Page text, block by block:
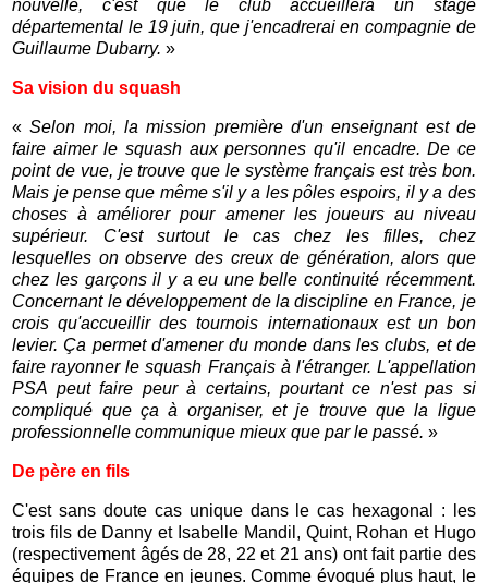
nouvelle, c'est que le club accueillera un stage
départemental le 19 juin, que j'encadrerai en compagnie de
Guillaume Dubarry.»
Sa vision du squash
«Selon moi, la mission première d'un enseignant est de
faire aimer le squash aux personnes qu'il encadre. De ce
point de vue, je trouve que le système français est très bon.
Mais je pense que même s'il y a les pôles espoirs, il y a des
choses à améliorer pour amener les joueurs au niveau
supérieur. C'est surtout le cas chez les filles, chez
lesquelles on observe des creux de génération, alors que
chez les garçons il y a eu une belle continuité récemment.
Concernant le développement de la discipline en France, je
crois qu'accueillir des tournois internationaux est un bon
levier. Ça permet d'amener du monde dans les clubs, et de
faire rayonner le squash Français à l'étranger. L'appellation
PSA peut faire peur à certains, pourtant ce n'est pas si
compliqué que ça à organiser, et je trouve que la ligue
professionnelle communique mieux que par le passé.»
De père en fils
C'est sans doute cas unique dans le cas hexagonal : les
trois fils de Danny et Isabelle Mandil, Quint, Rohan et Hugo
(respectivement âgés de 28, 22 et 21 ans) ont fait partie des
équipes de France en jeunes. Comme évoqué plus haut, le